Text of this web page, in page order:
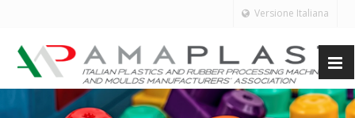
Versione Italiana